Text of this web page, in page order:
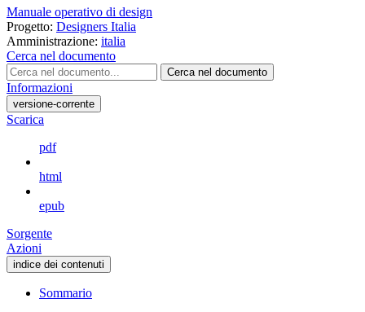
Manuale operativo di design
Progetto: Designers Italia
Amministrazione: italia
Cerca nel documento
Cerca nel documento
Informazioni
versione-corrente
Scarica
pdf
html
epub
Sorgente
Azioni
indice dei contenuti
Sommario